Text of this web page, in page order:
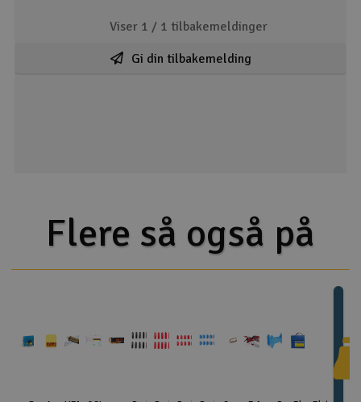
Viser 1 / 1 tilbakemeldinger
Gi din tilbakemelding
Flere så også på